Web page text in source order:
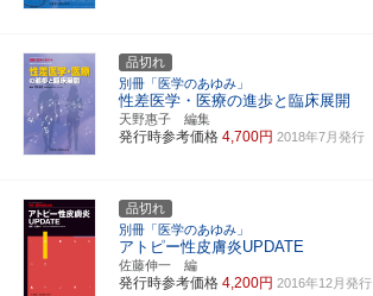
品切れ
別冊「医学のあゆみ」
性差医学・医療の進歩と臨床展開
天野惠子 編集
発行時参考価格 4,700円 2018年7月発行
品切れ
別冊「医学のあゆみ」
アトピー性皮膚炎UPDATE
佐藤伸一 編
発行時参考価格 4,200円 2016年12月発行